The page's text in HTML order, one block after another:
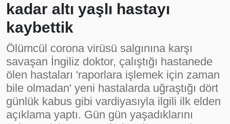
kadar altı yaşlı hastayı
kaybettik
Ölümcül corona virüsü salgınına karşı
savaşan İngiliz doktor, çalıştığı hastanede
ölen hastaları 'raporlara işlemek için zaman
bile olmadan' yeni hastalarda uğraştığı dört
günlük kabus gibi vardiyasıyla ilgili ilk elden
açıklama yaptı. Gün gün yaşadıklarını